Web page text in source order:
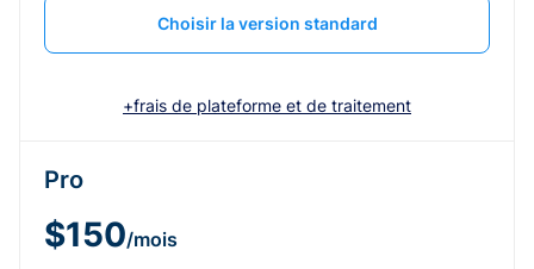
Choisir la version standard
+frais de plateforme et de traitement
Pro
$150/mois